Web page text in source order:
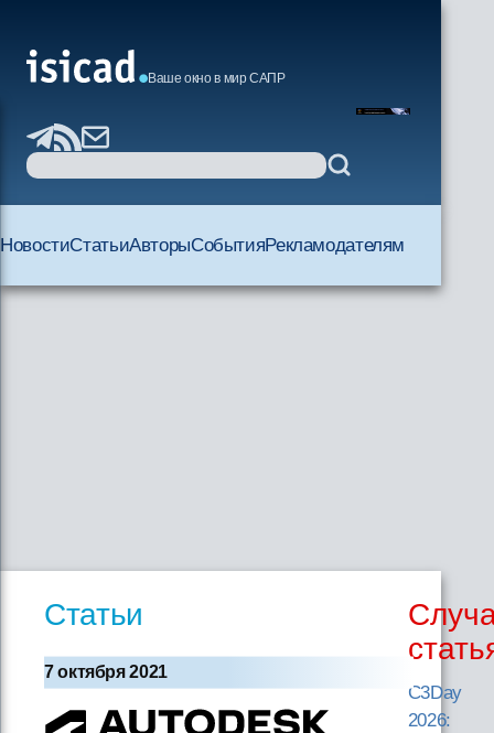
Ваше окно в мир САПР
НовостиСтатьиАвторыСобытияРекламодателям
Статьи
7 октября 2021
C3Day
2026: